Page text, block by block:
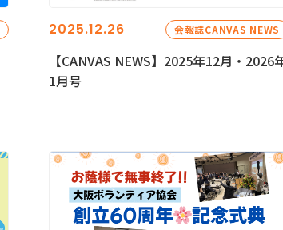
2025.12.26 会報誌CANVAS NEWS
【CANVAS NEWS】2025年12月・2026
1月号